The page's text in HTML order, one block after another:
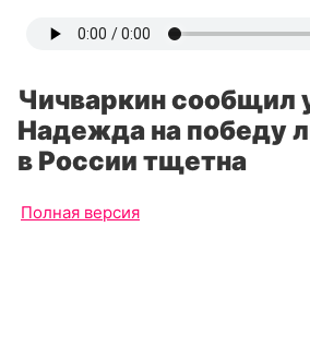
Чичваркин сообщил
Надежда на победу
в России тщетна
Полная версия